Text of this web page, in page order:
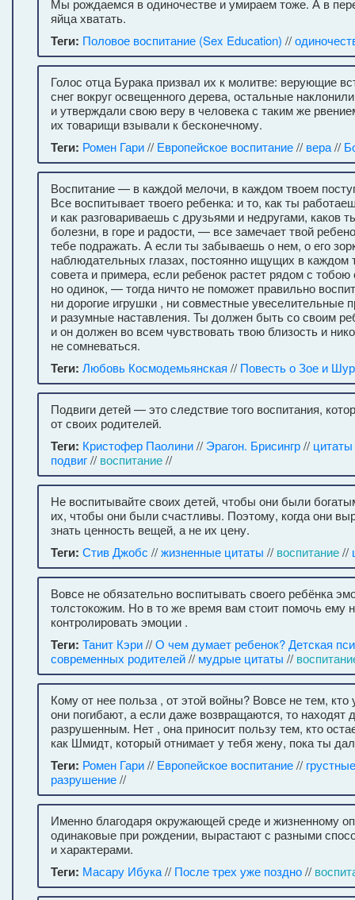
Мы рождаемся в одиночестве и умираем тоже. А в
яйца хватать.
Теги: Половое воспитание (Sex Education) //
Голос отца Бурака призвал их к молитве: верующие
снег вокруг освещенного дерева, остальные
и утверждали свою веру в человека с таким же
их товарищи взывали к бесконечному.
Теги: Ромен Гари// Европейское воспитание// вера//
Воспитание — в каждой мелочи, в каждом твоем
Все воспитывает твоего ребенка: и то, как ты
и как разговариваешь с друзьями и недругами, каков
болезни, в горе и радости, — все замечает твой
тебе подражать. А если ты забываешь о нем, о его
наблюдательных глазах, постоянно ищущих в каждом
совета и примера, если ребенок растет рядом с
но одинок, — тогда ничто не поможет правильно
ни дорогие игрушки , ни совместные увеселительные
и разумные наставления. Ты должен быть со своим
и он должен во всем чувствовать твою близость и
не сомневаться.
Теги: Любовь Космодемьянская // Повесть о Зое и
Подвиги детей — это следствие того воспитания,
от своих родителей.
Теги: Кристофер Паолини// Эрагон. Брисингр//
подвиг// воспитание//
Не воспитывайте своих детей, чтобы они были
их, чтобы они были счастливы. Поэтому, когда они
знать ценность вещей, а не их цену.
Теги: Стив Джобс //жизненные цитаты // воспитание//
Вовсе не обязательно воспитывать своего ребёнка
толстокожим. Но в то же время вам стоит помочь ему
контролировать эмоции .
Теги: Танит Кэри//О чем думает ребенок? Детская
современных родителей// мудрые цитаты //
Кому от нее польза , от этой войны? Вовсе не тем, кто
они погибают, а если даже возвращаются, то находят
разрушенным. Нет , она приносит пользу тем, кто
как Шмидт, который отнимает у тебя жену, пока ты
Теги: Ромен Гари// Европейское воспитание//
разрушение//
Именно благодаря окружающей среде и жизненному
одинаковые при рождении, вырастают с разными
и характерами.
Теги: Масару Ибука// После трех уже поздно//